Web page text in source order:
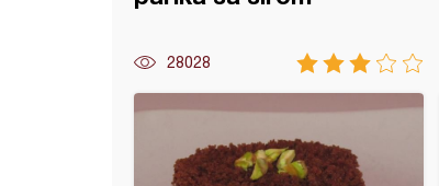
28028